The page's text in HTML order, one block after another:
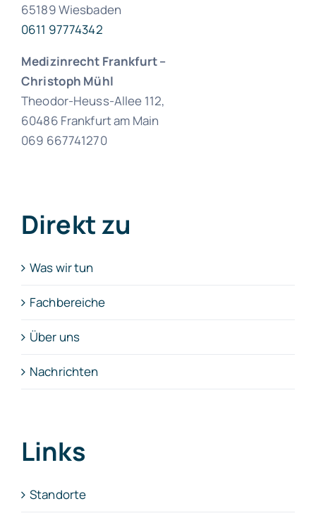
65189 Wiesbaden
0611 97774342
Medizinrecht Frankfurt–
Christoph Mühl
Theodor-Heuss-Allee 112,
60486 Frankfurt am Main
069 667741270
Direkt zu
Was wir tun
Fachbereiche
Über uns
Nachrichten
Links
Standorte